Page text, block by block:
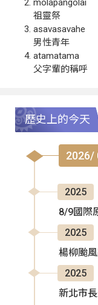
molapangolai
祖靈祭
asavasavahe
男性青年
atamatama
父字輩的稱呼
歷史上的今天
2026/
2025
8/9國際
2025
楊柳颱
2025
新北市